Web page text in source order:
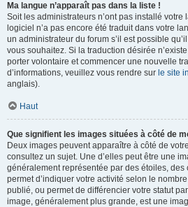
Ma langue n’apparaît pas dans la liste !
Soit les administrateurs n’ont pas installé votre
logiciel n’a pas encore été traduit dans votre
un administrateur du forum s’il est possible
vous souhaitez. Si la traduction désirée
porter volontaire et commencer une nouvelle
d’informations, veuillez vous rendre sur le site
anglais).
Haut
Que signifient les images situées à côté de
Deux images peuvent apparaître à côté de
consultez un sujet. Une d’elles peut être une
généralement représentée par des étoiles, des
permet d’indiquer votre activité selon le
publié, ou permet de différencier votre statut
image, généralement plus grande, est une